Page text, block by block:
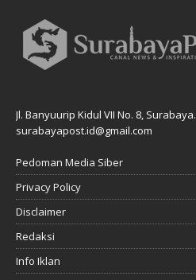
Jl. Banyuurip Kidul VII No. 8, Surabaya.
surabayapost.id@gmail.com
Pedoman Media Siber
Privacy Policy
Disclaimer
Redaksi
Info Iklan